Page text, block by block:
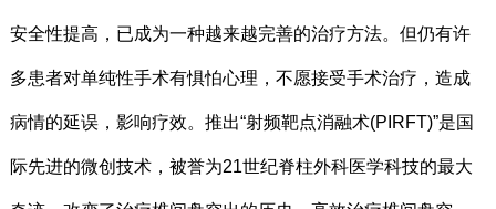
安全性提高，已成为一种越来越完善的治疗方法。但仍有许
多患者对单纯性手术有惧怕心理，不愿接受手术治疗，造成
病情的延误，影响疗效。推出“射频靶点消融术(PIRFT)”是国
际先进的微创技术，被誉为21世纪脊柱外科医学科技的最大